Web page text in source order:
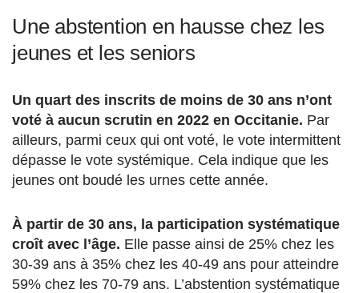
Une abstention en hausse chez les
jeunes et les seniors
Un quart des inscrits de moins de 30 ans n’ont
voté à aucun scrutin en 2022 en Occitanie. Par
ailleurs, parmi ceux qui ont voté, le vote intermittent
dépasse le vote systémique. Cela indique que les
jeunes ont boudé les urnes cette année.
À partir de 30 ans, la participation systématique
croît avec l’âge. Elle passe ainsi de 25% chez les
30-39 ans à 35% chez les 40-49 ans pour atteindre
59% chez les 70-79 ans. L’abstention systématique